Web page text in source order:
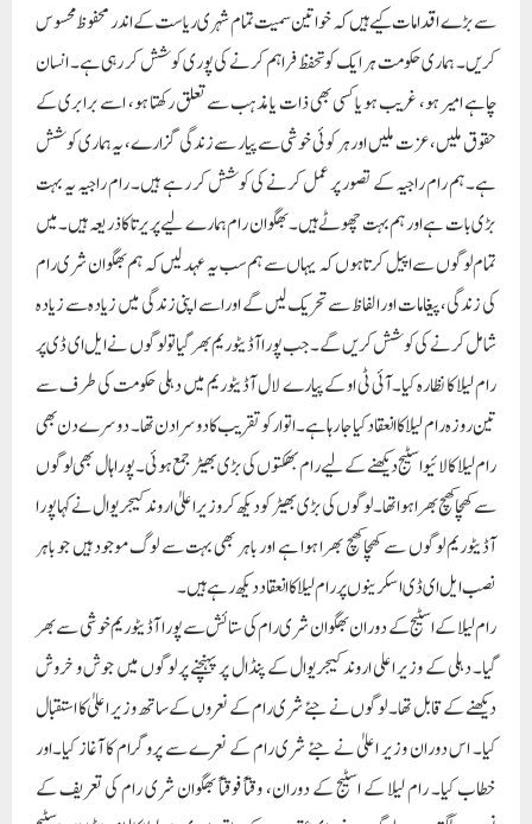
سے بڑے اقدامات کیے ہیں کہ خواتین سمیت تمام شہری ریاست کے اندر محفوظ محسوس
کریں۔ ہماری حکومت ہر ایک کو تحفظ فراہم کرنے کی پوری کوشش کر رہی ہے۔ انسان
چاہے امیر ہو، غریب ہو یا کسی بھی ذات یا مذہب سے تعلق رکھتا ہو، اسے برابری کے
حقوق ملیں، عزت ملیں اور ہر کوئی خوشی سے پیار سے زندگی گزارے، یہ ہماری کوشش
ہے۔ ہم رام راجیہ کے تصور پر عمل کرنے کی کوشش کر رہے ہیں۔ رام راجیہ یہ بہت
بڑی بات ہے اور ہم بہت چھوٹے ہیں۔ بھگوان رام ہمارے لیے پریرتا کا ذریعہ ہیں۔ میں
تمام لوگوں سے اپیل کرتا ہوں کہ یہاں سے ہم سب یہ عہد لیں کہ ہم بھگوان شری رام
کی زندگی، پیغامات اور الفاظ سے تحریک لیں گے اور اسے اپنی زندگی میں زیادہ سے زیادہ
شامل کرنے کی کوشش کریں گے۔جب پورا آڈیٹوریم بھر گیا تو لوگوں نے ایل ای ڈی پر
رام لیلا کا نظارہ کیا۔آئی ٹی او کے پیارے لال آڈیٹوریم میں دہلی حکومت کی طرف سے
تین روزہ رام لیلا کا انعقاد کیا جا رہا ہے۔ اتوار کو تقریب کا دوسرا دن تھا۔ دوسرے دن بھی
رام لیلا کا لائیو اسٹیج دیکھنے کے لیے رام بھکتوں کی بڑی بھیڑ جمع ہوئی۔ پورا ہال بھی لوگوں
سے کھچا کھچ بھرا ہوا تھا۔ لوگوں کی بڑی بھیڑ کو دیکھ کر وزیر اعلیٰ اروند کیجریوال نے کہاپورا
آڈیٹوریم لوگوں سے کھچا کھچ بھرا ہوا ہے اور باہر بھی بہت سے لوگ موجود ہیں جو باہر
نصب ایل ای ڈی اسکرینوں پر رام لیلا کا انعقاد دیکھ رہے ہیں۔
رام لیلا کے اسٹیج کے دوران بھگوان شری رام کی ستائش سے پورا آڈیٹوریم خوشی سے بھر
گیا۔ دہلی کے وزیر اعلی اروند کیجریوال کے پنڈال پر پہنچنے پر لوگوں میں جوش و خروش
دیکھنے کے قابل تھا۔ لوگوں نے جئے شری رام کے نعروں کے ساتھ وزیر اعلیٰ کا استقبال
کیا۔ اس دوران وزیر اعلیٰ نے جئے شری رام کے نعرے سے پروگرام کا آغاز کیا۔اور
خطاب کیا۔ رام لیلا کے اسٹیج کے دوران، وقتاً فوقتاً بھگوان شری رام کی تعریف کے